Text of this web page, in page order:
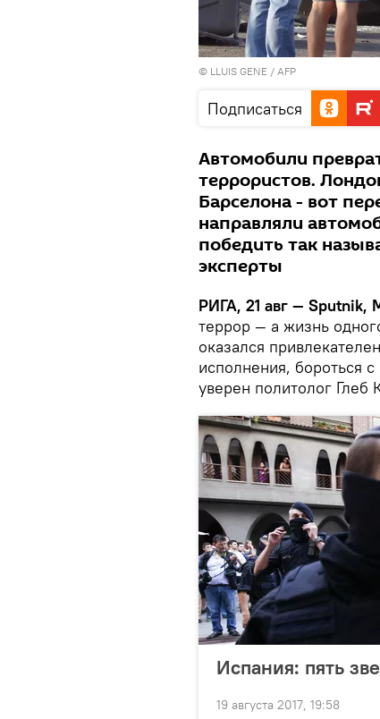
© LLUIS GENE / AFP
Подписаться
Автомобили
террористов.
Барселона - вот
направляли
победить так
эксперты
РИГА, 21 авг — Sputnik,
террор — а жизнь
оказался
исполнения, бороться
уверен политолог Глеб
Испания: пять
19 августа 2017, 19:58